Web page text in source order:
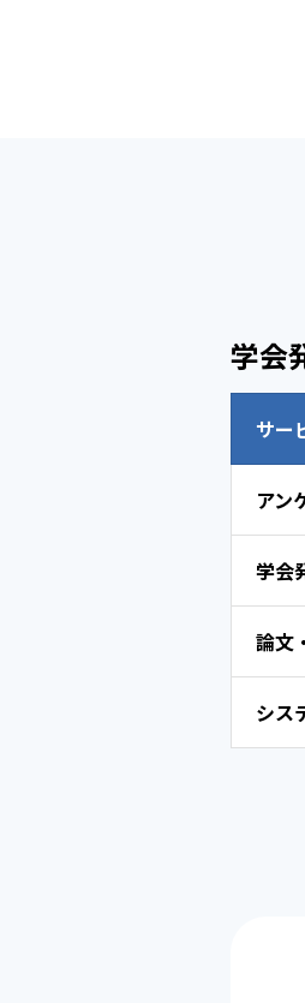
学会
サー
アン
学会
論文
シス